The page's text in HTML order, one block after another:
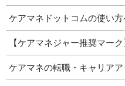
ケアマネドットコムの使い
【ケアマネジャー推奨マー
ケアマネの転職・キャリア